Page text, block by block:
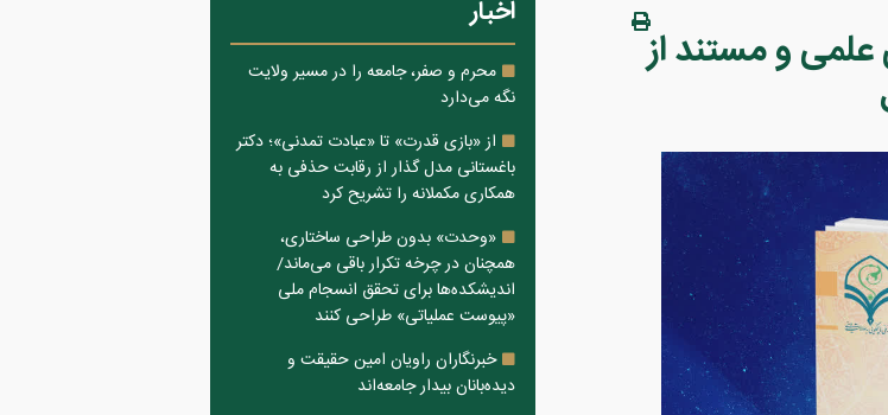
و مستند از
اخبار
محرم و صفر، جامعه را در مسیر ولایت
نگه می‌دارد
از «بازی قدرت» تا «عبادت تمدنی»؛ دکتر
باغستانی مدل گذار از رقابت حذفی به
همکاری مکملانه را تشریح کرد
«وحدت» بدون طراحی ساختاری،
همچنان در چرخه تکرار باقی می‌ماند/
اندیشکده‌ها برای تحقق انسجام ملی
«پیوست عملیاتی» طراحی کنند
خبرنگاران راویان امین حقیقت و
دیده‌بانان بیدار جامعه‌اند